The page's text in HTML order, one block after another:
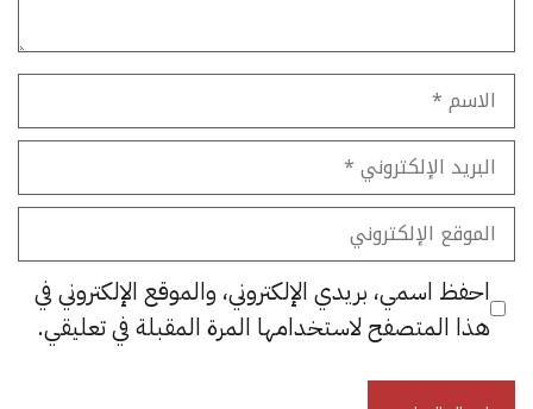
الاسم
البريد
الإلكتروني
الموقع
الإلكتروني
احفظ اسمي، بريدي الإلكتروني، والموقع الإلكتروني في
هذا المتصفح لاستخدامها المرة المقبلة في تعليقي.